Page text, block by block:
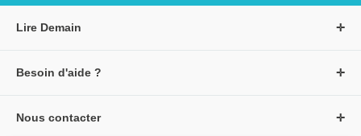
Lire Demain
Besoin d'aide ?
Nous contacter